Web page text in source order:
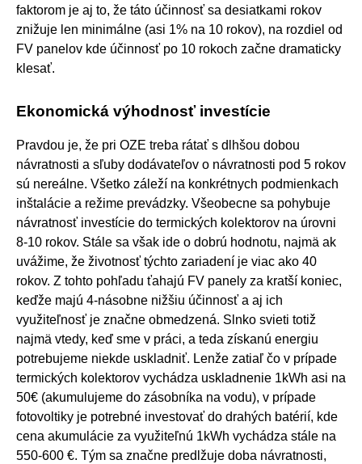
faktorom je aj to, že táto účinnosť sa desiatkami rokov
znižuje len minimálne (asi 1% na 10 rokov), na rozdiel od
FV panelov kde účinnosť po 10 rokoch začne dramaticky
klesať.
Ekonomická výhodnosť investície
Pravdou je, že pri OZE treba rátať s dlhšou dobou
návratnosti a sľuby dodávateľov o návratnosti pod 5 rokov
sú nereálne. Všetko záleží na konkrétnych podmienkach
inštalácie a režime prevádzky. Všeobecne sa pohybuje
návratnosť investície do termických kolektorov na úrovni
8-10 rokov. Stále sa však ide o dobrú hodnotu, najmä ak
uvážime, že životnosť týchto zariadení je viac ako 40
rokov. Z tohto pohľadu ťahajú FV panely za kratší koniec,
keďže majú 4-násobne nižšiu účinnosť a aj ich
využiteľnosť je značne obmedzená. Slnko svieti totiž
najmä vtedy, keď sme v práci, a teda získanú energiu
potrebujeme niekde uskladniť. Lenže zatiaľ čo v prípade
termických kolektorov vychádza uskladnenie 1kWh asi na
50€ (akumulujeme do zásobníka na vodu), v prípade
fotovoltiky je potrebné investovať do drahých batérií, kde
cena akumulácie za využiteľnú 1kWh vychádza stále na
550-600 €. Tým sa značne predlžuje doba návratnosti,